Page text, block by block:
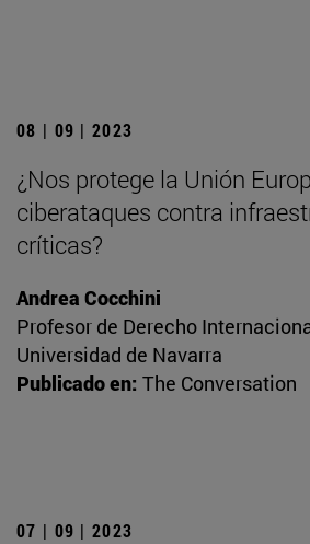
08 | 09 | 2023
¿Nos protege la Unión
ciberataques contra
críticas?
Andrea Cocchini
Profesor de Derecho
Universidad de Navarra
Publicado en: The Conversation
07 | 09 | 2023